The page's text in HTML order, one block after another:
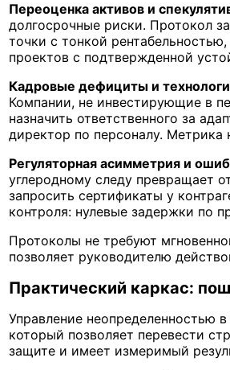
Переоценка активов и
долгосрочные риски. Протокол
точки с тонкой
проектов с подтвержденной
Кадровые дефициты и
Компании, не инвестирующие в
назначить ответственного за
директор по персоналу. Метрика
Регуляторная асимметрия и
углеродному следу превращает
запросить сертификаты у
контроля: нулевые задержки по
Протоколы не требуют
позволяет руководителю
Практический каркас:
Управление неопределенностью
который позволяет перевести
защите и имеет измеримый